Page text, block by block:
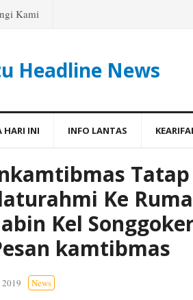
Kami
Headline News
HARI INI INFO LANTAS
Ke
Kel
kamtibmas
2019 News